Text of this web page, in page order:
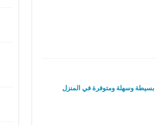
بسيطة وسهلة ومتوفرة في المنزل